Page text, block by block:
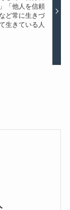
「他人を信頼
ど常に生きづ
生きている人